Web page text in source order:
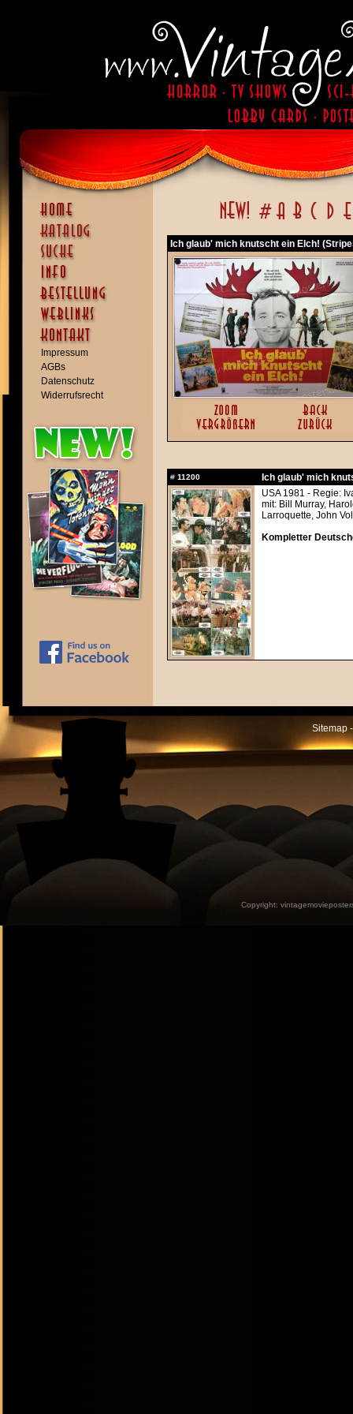
Impressum
AGBs
Datenschutz
Widerrufsrecht
Ich glaub' mich knutscht ein Elch!
# 11200
Ich glaub' mich
USA 1981 - Regie:
mit: Bill Murray,
Larroquette, John
Kompletter
Sitemap
Copyright: